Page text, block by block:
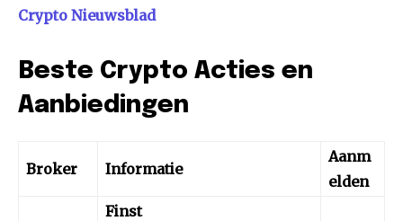
Crypto Nieuwsblad
Beste Crypto Acties en
Aanbiedingen
Broker Informatie
Aanm
elden
Finst